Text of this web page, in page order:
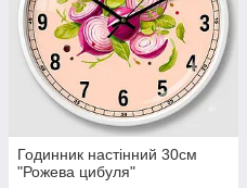
Годинник настінний 30см
"Рожева цибуля"